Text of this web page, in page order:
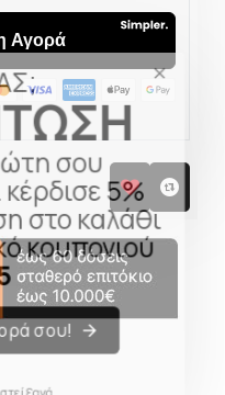
σου
5%
στο καλάθι
κουπονιού
σου!